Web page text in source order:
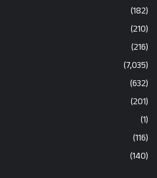
(182)
(210)
(216)
(7,035)
(632)
(201)
(1)
(116)
(140)